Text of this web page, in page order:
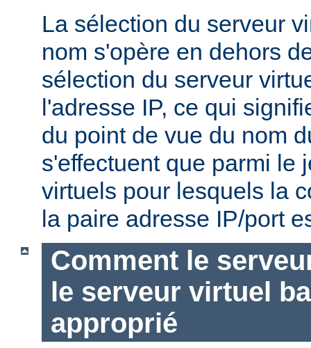
La sélection du serveur
nom s'opère en dehors
sélection du serveur
l'adresse IP, ce qui
du point de vue du nom
s'effectuent que parmi le
virtuels pour lesquels la
la paire adresse IP/port
Comment le
le serveur virtuel
approprié